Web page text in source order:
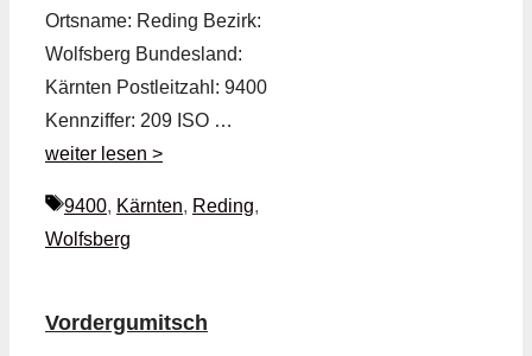
Ortsname: Reding Bezirk:
Wolfsberg Bundesland:
Kärnten Postleitzahl: 9400
Kennziffer: 209 ISO …
weiter lesen >
Schlagwörter
9400, Kärnten, Reding,
Wolfsberg
Vordergumitsch